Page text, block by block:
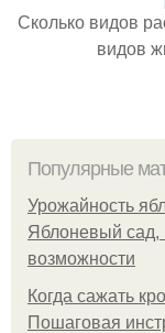
Сколько видов
видов
Популярные
Урожайность
Яблоневый сад,
возможности
Когда сажать
Пошаговая